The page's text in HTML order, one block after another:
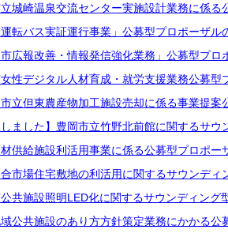
城崎温泉交流センター実施設計業務に係る
運転バス実証運行事業」公募型プロポーザル
市広報改善・情報発信強化業務」公募型プロ
性デジタル人材育成・就労支援業務公募型
市立但東農産物加工施設売却に係る事業提
しました】豊岡市立竹野北前館に関するサ
材供給施設利活用事業に係る公募型プロポー
市場住宅敷地の利活用に関するサウンディ
共施設照明LED化に関するサウンディング
公共施設のあり方方針策定業務にかかる公